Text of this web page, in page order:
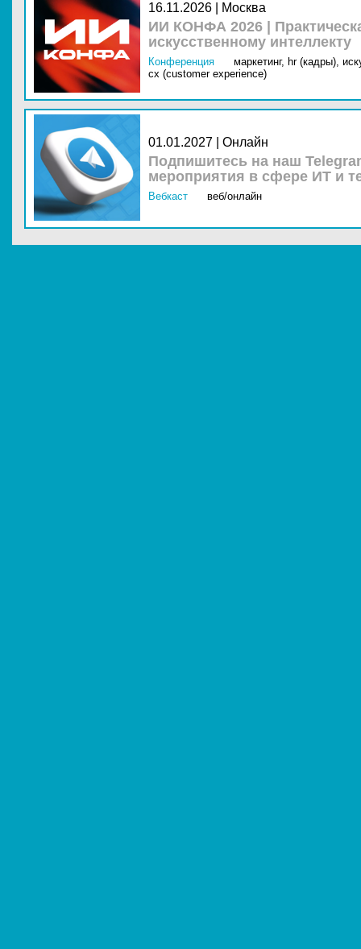
16.11.2026 | Москва
ИИ КОНФА 2026 |
искусственному интеллекту
Конференция маркетинг, hr (кадры),
cx (customer experience)
01.01.2027 | Онлайн
Подпишитесь на наш
мероприятия в сфере ИТ и
Вебкаст веб/онлайн